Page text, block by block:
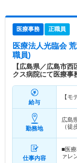
医療事務 正職員
医療法人光臨会
職員)
【広島県／広島市
クス病院にて医療事
給与
【モ
勤務地
広島
（徒
仕事内容
■医
ァレ